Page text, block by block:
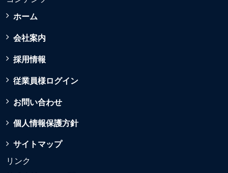
ホーム
会社案内
採用情報
従業員様ログイン
お問い合わせ
個人情報保護方針
サイトマップ
リンク